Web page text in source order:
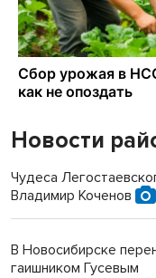
Новости
Чудеса
Владимир Коченов
В Новосибирске
гаишником Гусевым